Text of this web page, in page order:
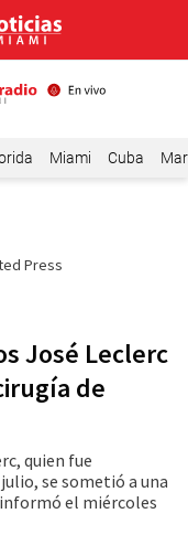
Miami Cuba
Press
José Leclerc
de
quien fue
se sometió a una
el miércoles